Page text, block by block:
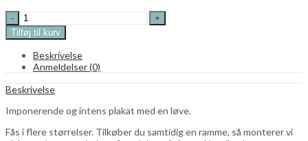
Løve
plakat
quantity
Tilføj til kurv
Beskrivelse
Anmeldelser (0)
Beskrivelse
Imponerende og intens plakat med en løve.
Fås i flere størrelser. Tilkøber du samtidig en ramme, så monterer vi